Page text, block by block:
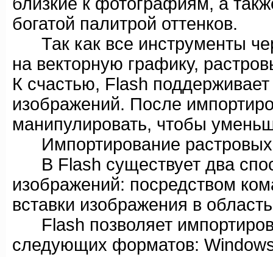
богатой палитрой оттенков.
Так как все инструменты
на векторную графику,
К счастью, Flash
изображений. После
манипулировать, чтобы
Импортирование растровых
В Flash существует два
изображений: посредством
вставки изображения в
Flash позволяет
следующих форматов: